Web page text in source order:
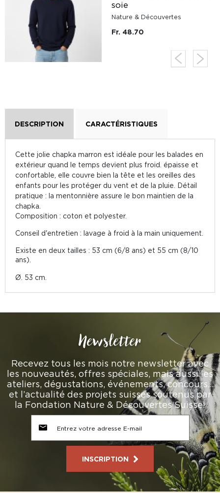
soie
Nature & Découvertes
Fr. 48.70
DESCRIPTION CARACTÉRISTIQUES
Cette jolie chapka marron est idéale pour les balades en
extérieur quand le temps devient plus froid. épaisse et
confortable, elle couvre bien la tête et les oreilles des
enfants pour les protéger du vent et de la pluie. Détail
pratique : la mentonnière assure le bon maintien de la
chapka.
Composition : coton et polyester.
Conseil d'entretien : lavage à froid à la main uniquement.
Existe en deux tailles : 53 cm (6/8 ans) et 55 cm (8/10
ans).
Ø. 53 cm.
Newsletter
Recevez tous les mois notre newsletter avec
les nouveautés, offres spéciales, mais aussi les
ateliers, dégustations, événements, concours…
et l’actualité des projets suisses soutenus par
la Fondation Nature & Découvertes Suisse!
INSCRIPTION